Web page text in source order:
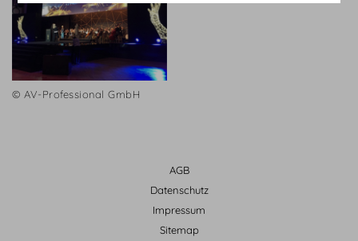
© AV-Professional GmbH
AGB
Datenschutz
Impressum
Sitemap